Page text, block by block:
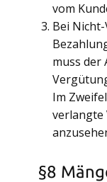
vom
Bei
muss der
Im
verlangte
§8